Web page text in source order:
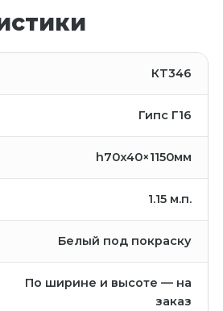
КT346
Гипс Г16
h70x40×1150мм
1.15 м.п.
Белый под покраску
По ширине и высоте — на
заказ